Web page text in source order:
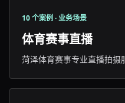
10 个案例 · 业务场景
体育赛事直播
菏泽体育赛事专业直播拍摄